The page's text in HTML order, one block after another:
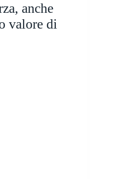
anche
valore di